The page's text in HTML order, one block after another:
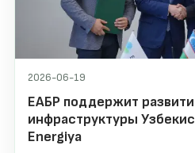
2026-06-19
ЕАБР поддержит
инфраструктуры
Energiya